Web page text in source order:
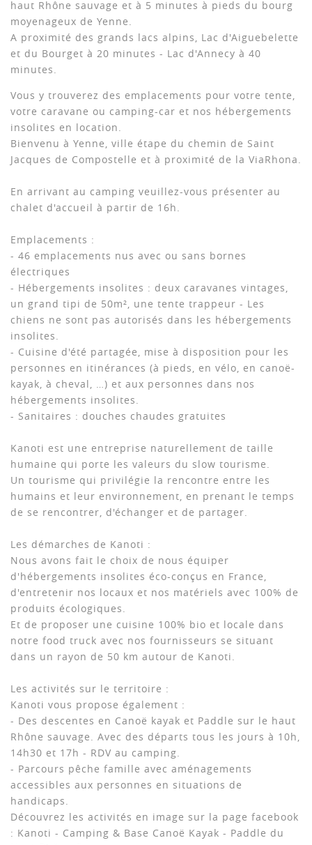
haut Rhône sauvage et à 5 minutes à pieds du bourg
moyenageux de Yenne.
A proximité des grands lacs alpins, Lac d'Aiguebelette
et du Bourget à 20 minutes - Lac d'Annecy à 40
minutes.
Vous y trouverez des emplacements pour votre tente,
votre caravane ou camping-car et nos hébergements
insolites en location.
Bienvenu à Yenne, ville étape du chemin de Saint
Jacques de Compostelle et à proximité de la ViaRhona.
En arrivant au camping veuillez-vous présenter au
chalet d'accueil à partir de 16h.
Emplacements :
- 46 emplacements nus avec ou sans bornes
électriques
- Hébergements insolites : deux caravanes vintages,
un grand tipi de 50m², une tente trappeur - Les
chiens ne sont pas autorisés dans les hébergements
insolites.
- Cuisine d'été partagée, mise à disposition pour les
personnes en itinérances (à pieds, en vélo, en canoë-
kayak, à cheval, …) et aux personnes dans nos
hébergements insolites.
- Sanitaires : douches chaudes gratuites
Kanoti est une entreprise naturellement de taille
humaine qui porte les valeurs du slow tourisme.
Un tourisme qui privilégie la rencontre entre les
humains et leur environnement, en prenant le temps
de se rencontrer, d'échanger et de partager.
Les démarches de Kanoti :
Nous avons fait le choix de nous équiper
d'hébergements insolites éco-conçus en France,
d'entretenir nos locaux et nos matériels avec 100% de
produits écologiques.
Et de proposer une cuisine 100% bio et locale dans
notre food truck avec nos fournisseurs se situant
dans un rayon de 50 km autour de Kanoti.
Les activités sur le territoire :
Kanoti vous propose également :
- Des descentes en Canoë kayak et Paddle sur le haut
Rhône sauvage. Avec des départs tous les jours à 10h,
14h30 et 17h - RDV au camping.
- Parcours pêche famille avec aménagements
accessibles aux personnes en situations de
handicaps.
Découvrez les activités en image sur la page facebook
: Kanoti - Camping & Base Canoë Kayak - Paddle du